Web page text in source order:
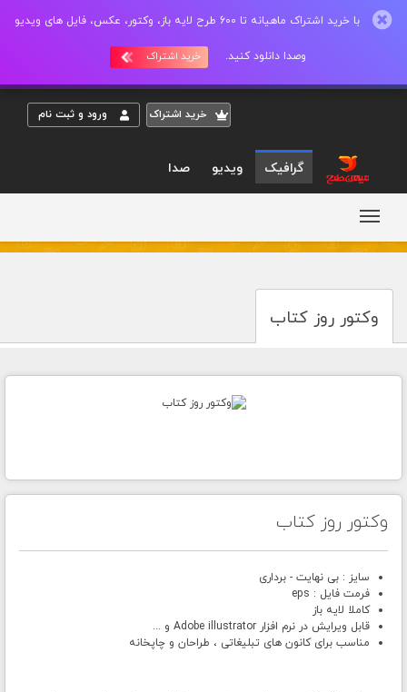
با خرید اشتراک ماهیانه تا 600 طرح لایه باز، وکتور، عکس، فایل های ویدیو
وصدا دانلود کنید. خرید اشتراک
خريد اشتراک ورود و ثبت نام
گرافیک ویدیو صدا
وکتور روز کتاب
وکتور روز کتاب
سایز : بی نهایت - برداری
فرمت فایل : eps
کاملا لایه باز
قابل ویرایش در نرم افزار Adobe illustrator و ...
مناسب برای کانون های تبلیغاتی ، طراحان و چاپخانه